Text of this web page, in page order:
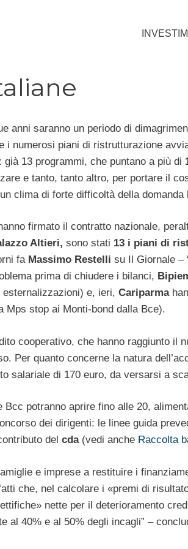
anni saranno un periodo di
i numerosi piani di ristrutturazione
13 programmi, che puntano a più di
e tanto, tanto altro, per portare il
clima di forte difficoltà della domanda
firmato il contratto nazionale,
Altieri, sono stati 13 i piani di
fa Massimo Restelli su Il Giornale –
prima di chiudere i bilanci,
esternalizzazioni) e, ieri, Cariparma
Mps stop ai Monti-bond dalla Bce).
cooperativo, che hanno raggiunto il
Per quanto concerne la natura
salariale di 170 euro, da versarsi a
potranno aprire fino alle 20,
dei dirigenti: le linee guida
del cda(vedi anche Raccolta
e imprese a restituire i
che, nel calcolare i «premi di
nette per il deterioramento
al 40% e al 50% degli incagli” –